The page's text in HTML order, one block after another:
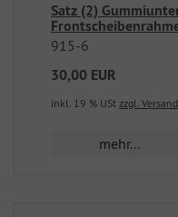
Satz (2)
915-6
30,00 EUR
inkl. 19 % USt zzgl.
mehr...